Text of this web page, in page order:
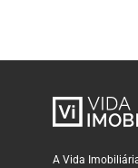
A Vida